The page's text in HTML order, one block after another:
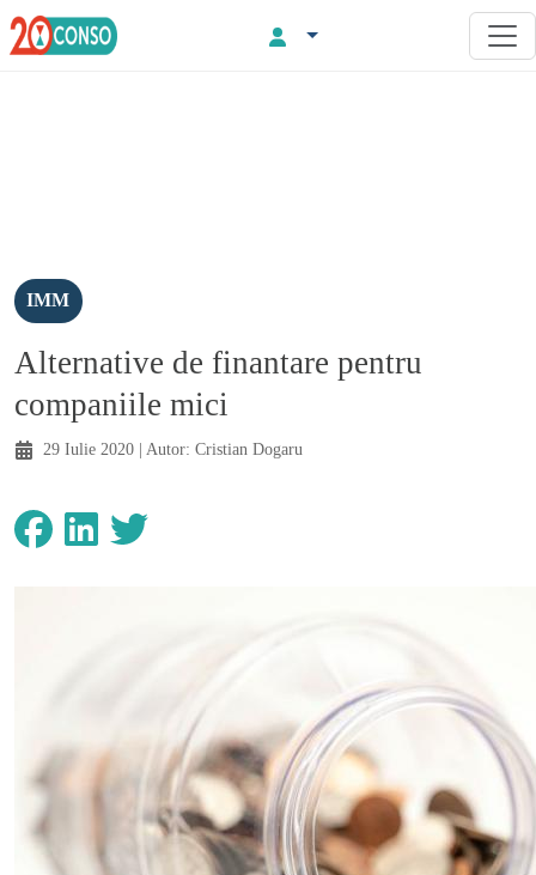
IMM
Alternative de finantare pentru
companiile mici
29 Iulie 2020 | Autor: Cristian Dogaru